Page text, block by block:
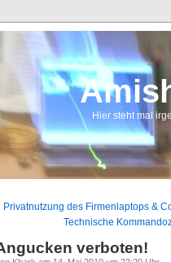
Hier steht mal
Privatnutzung des Firmenlaptops &
Technische
verboten!